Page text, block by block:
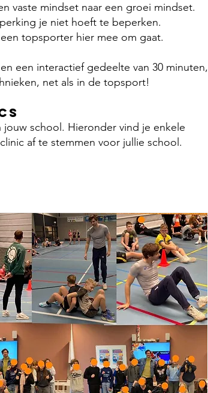
vaste mindset naar een groei mindset.
je niet hoeft te beperken.
topsporter hier mee om gaat.
een interactief gedeelte van 30 minuten,
net als in de topsport!
school. Hieronder vind je enkele
af te stemmen voor jullie school.